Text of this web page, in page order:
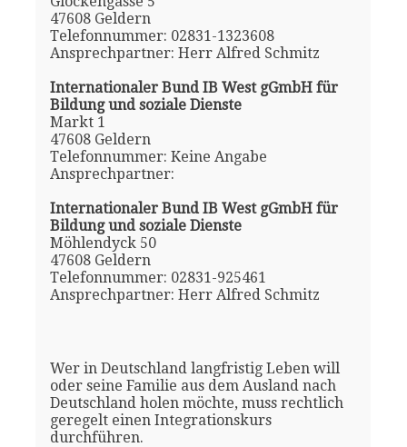
47608 Geldern
Telefonnummer: 02831-1323608
Ansprechpartner: Herr Alfred Schmitz
Internationaler Bund IB West gGmbH für
Bildung und soziale Dienste
Markt 1
47608 Geldern
Telefonnummer: Keine Angabe
Ansprechpartner:
Internationaler Bund IB West gGmbH für
Bildung und soziale Dienste
Möhlendyck 50
47608 Geldern
Telefonnummer: 02831-925461
Ansprechpartner: Herr Alfred Schmitz
Wer in Deutschland langfristig Leben will
oder seine Familie aus dem Ausland nach
Deutschland holen möchte, muss rechtlich
geregelt einen Integrationskurs
durchführen.